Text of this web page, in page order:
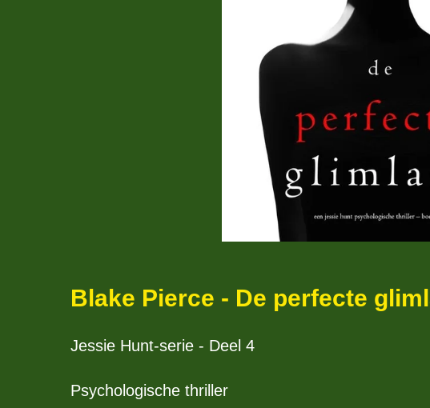
Blake Pierce - De perfecte
Jessie Hunt-serie - Deel 4
Psychologische thriller